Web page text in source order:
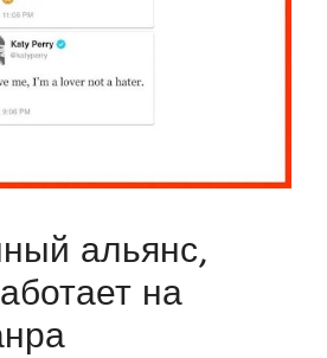
альянс,
на